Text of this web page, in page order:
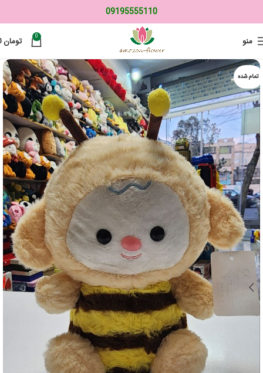
09195555110
منو 0 تومان0
تمام شده